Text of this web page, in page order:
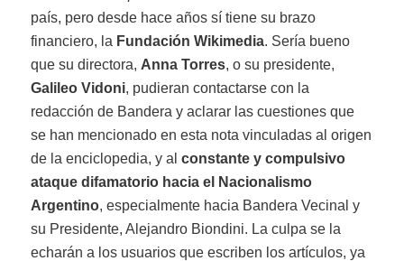
país, pero desde hace años sí tiene su brazo
financiero, la Fundación Wikimedia. Sería bueno
que su directora, Anna Torres, o su presidente,
Galileo Vidoni, pudieran contactarse con la
redacción de Bandera y aclarar las cuestiones que
se han mencionado en esta nota vinculadas al origen
de la enciclopedia, y alconstante y compulsivo
ataque difamatorio hacia el Nacionalismo
Argentino, especialmente hacia Bandera Vecinal y
su Presidente, Alejandro Biondini. La culpa se la
echarán a los usuarios que escriben los artículos, ya